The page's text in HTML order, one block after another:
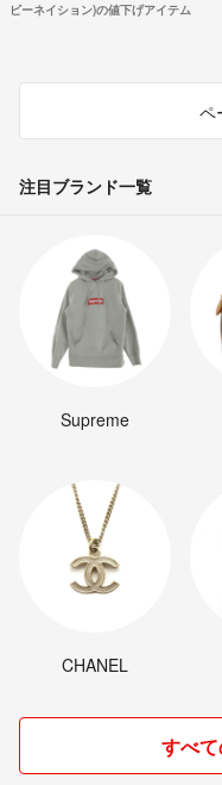
ビーネイション)の値下げアイテム
ペ
注目ブランド一覧
Supreme
CHANEL
すべ